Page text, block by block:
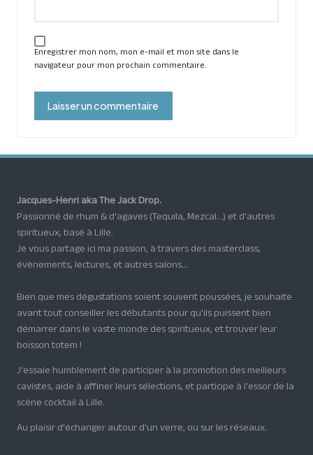
Enregistrer mon nom, mon e-mail et mon site dans le
navigateur pour mon prochain commentaire.
Jacques-Henri aka The Jack Drop.
Passionné de rhum & d'agaves (Tequila, Mezcal...) et d'autres
spiritueux, basé à Lille.
Je vous partage ici ma passion, à travers des masterclass,
évènements, lectures, et autres salons...
Bien que mes dégustations soient souvent poussées, je souhaite
avant tout conseiller les débutants pour qu'ils puissent bien
démarrer dans le vaste monde des spiritueux, et trouver leur
boisson totem !
J'essaie humblement de participer à la promotion des meilleurs
cavistes, aide à affiner leurs sélections, et participe à l'essor de la
scène cocktail à Lille.
Au plaisir d'échanger autour d'un verre, ou sur les réseaux.